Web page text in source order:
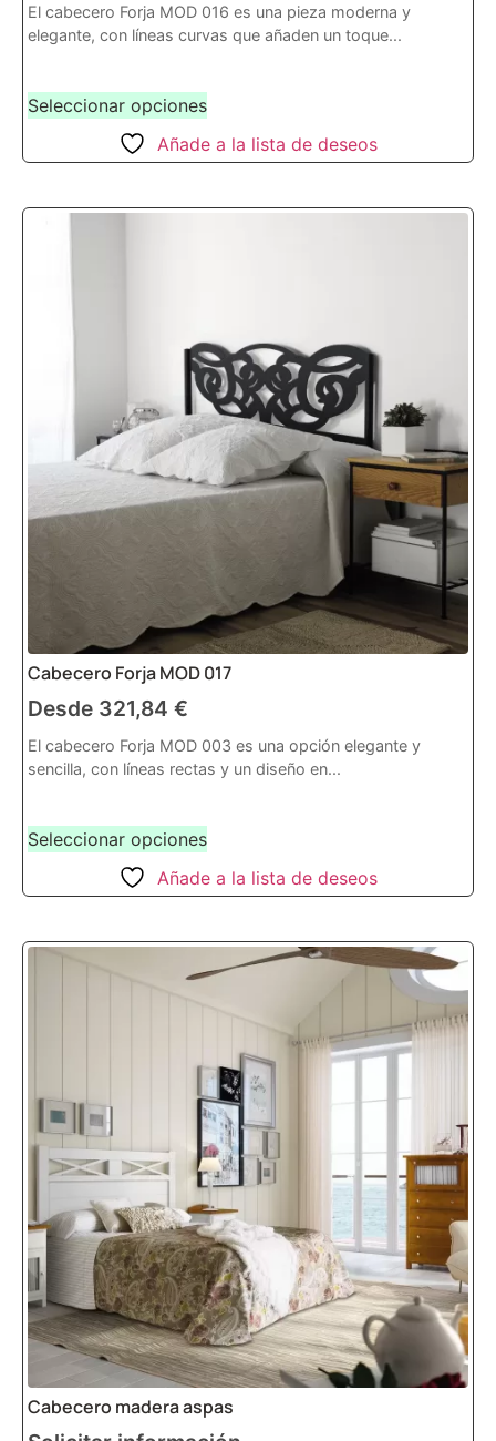
El cabecero Forja MOD 016 es una pieza moderna y
elegante, con líneas curvas que añaden un toque...
Seleccionar opciones
Añade a la lista de deseos
Cabecero Forja MOD 017
Desde 321,84 €
El cabecero Forja MOD 003 es una opción elegante y
sencilla, con líneas rectas y un diseño en...
Seleccionar opciones
Añade a la lista de deseos
Cabecero madera aspas